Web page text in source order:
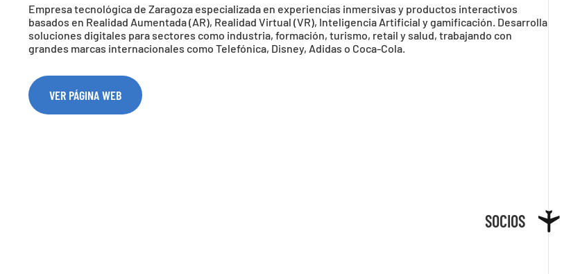
Empresa tecnológica de Zaragoza especializada en experiencias inmersivas y productos interactivos
basados en Realidad Aumentada (AR), Realidad Virtual (VR), Inteligencia Artificial y gamificación. Desarrolla
soluciones digitales para sectores como industria, formación, turismo, retail y salud, trabajando con
grandes marcas internacionales como Telefónica, Disney, Adidas o Coca-Cola.
VER PÁGINA WEB
SOCIOS